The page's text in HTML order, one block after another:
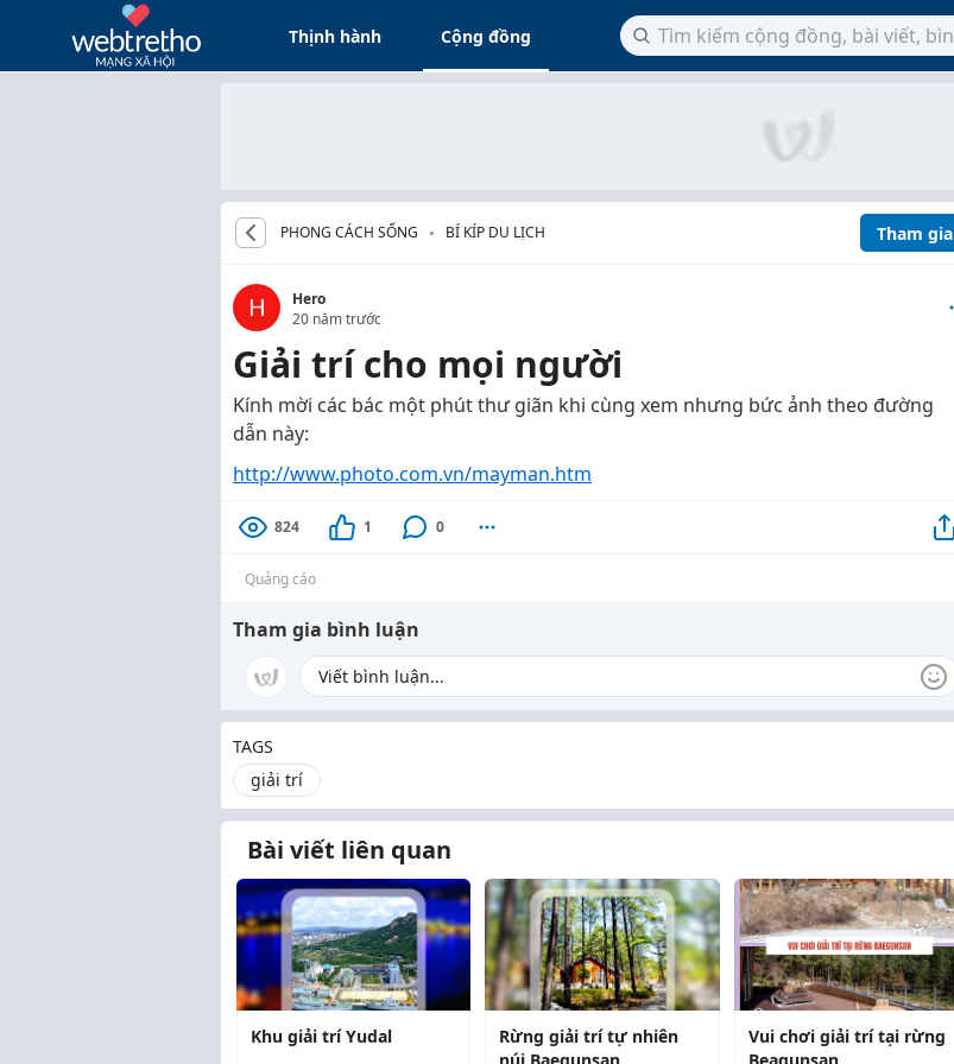
Thịnh hành Cộng đồng
PHONG CÁCH SỐNG BÍ KÍP DU LỊCH Tham gia
H
Hero
20 năm trước
Giải trí cho mọi người
Kính mời các bác một phút thư giãn khi cùng xem nhưng bức ảnh theo đường
dẫn này:
http://www.photo.com.vn/mayman.htm
824 1 0
Quảng cáo
Tham gia bình luận
TAGS
giải trí
Bài viết liên quan
Khu giải trí Yudal
Rừng giải trí tự nhiên
Vui chơi giải trí tại rừng